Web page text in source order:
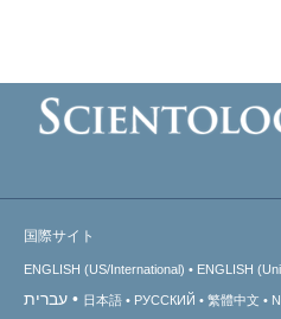
国際サイト
ENGLISH (US/International) ENGLISH
עברית 日本語 РУССКИЙ 繁體中文